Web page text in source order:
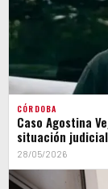
CÓRDOBA
Caso Agostina
situación judicial
28/05/2026